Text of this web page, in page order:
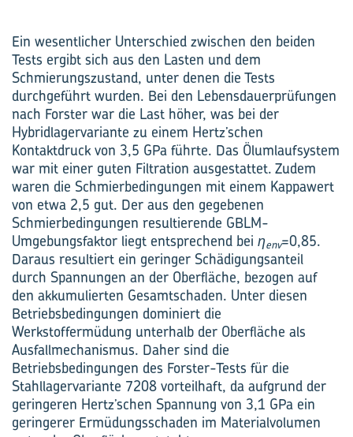
Ein wesentlicher Unterschied zwischen den beiden
Tests ergibt sich aus den Lasten und dem
Schmierungszustand, unter denen die Tests
durchgeführt wurden. Bei den Lebensdauerprüfungen
nach Forster war die Last höher, was bei der
Hybridlagervariante zu einem Hertz’schen
Kontaktdruck von 3,5 GPa führte. Das Ölumlaufsystem
war mit einer guten Filtration ausgestattet. Zudem
waren die Schmierbedingungen mit einem Kappawert
von etwa 2,5 gut. Der aus den gegebenen
Schmierbedingungen resultierende GBLM-
Umgebungsfaktor liegt entsprechend bei ηenv=0,85.
Daraus resultiert ein geringer Schädigungsanteil
durch Spannungen an der Oberfläche, bezogen auf
den akkumulierten Gesamtschaden. Unter diesen
Betriebsbedingungen dominiert die
Werkstoffermüdung unterhalb der Oberfläche als
Ausfallmechanismus. Daher sind die
Betriebsbedingungen des Forster-Tests für die
Stahllagervariante 7208 vorteilhaft, da aufgrund der
geringeren Hertz’schen Spannung von 3,1 GPa ein
geringerer Ermüdungsschaden im Materialvolumen